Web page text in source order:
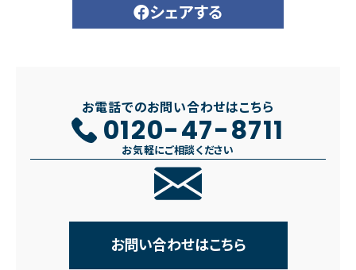
シェアする
お電話でのお問い合わせはこちら
0120-47-8711
お気軽にご相談ください
お問い合わせはこちら